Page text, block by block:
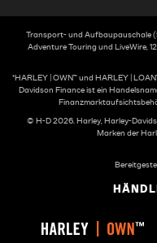
Transport- und Aufbaupauschale
Adventure Touring und LiveWire,
*HARLEY | OWN™ und HARLEY |
Davidson Finance ist ein
© H-D 2026. Harley, Harley-
Marken der